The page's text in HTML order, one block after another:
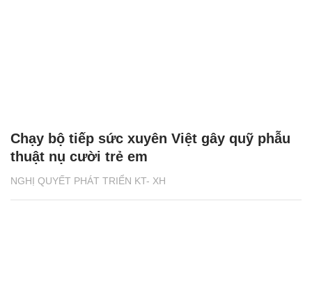
NGHỊ QUYẾT PHÁT TRIỂN KT- XH
Chạy bộ tiếp sức xuyên Việt gây quỹ phẫu
thuật nụ cười trẻ em